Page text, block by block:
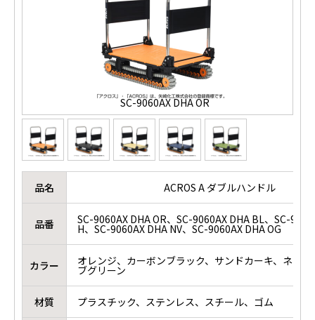
SC-9060AX DHA OR
品名 ACROS A ダブルハンドル
品番 SC-9060AX DHA OR、SC-9060AX DHA BL、SC-
H、SC-9060AX DHA NV、SC-9060AX DHA OG
カラー オレンジ、カーボンブラック、サンドカーキ、ネイ
ブグリーン
材質 プラスチック、ステンレス、スチール、ゴム